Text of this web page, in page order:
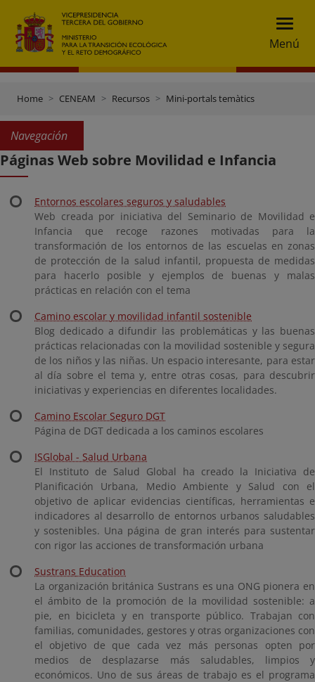
Menú
Home CENEAM Recursos Mini-portals temàtics
Navegación
Páginas Web sobre Movilidad e Infancia
Entornos escolares seguros y saludables
Web creada por iniciativa del Seminario de Movilidad e
Infancia que recoge razones motivadas para la
transformación de los entornos de las escuelas en zonas
de protección de la salud infantil, propuesta de medidas
para hacerlo posible y ejemplos de buenas y malas
prácticas en relación con el tema
Camino escolar y movilidad infantil sostenible
Blog dedicado a difundir las problemáticas y las buenas
prácticas relacionadas con la movilidad sostenible y segura
de los niños y las niñas. Un espacio interesante, para estar
al día sobre el tema y, entre otras cosas, para descubrir
iniciativas y experiencias en diferentes localidades.
Camino Escolar Seguro DGT
Página de DGT dedicada a los caminos escolares
ISGlobal - Salud Urbana
El Instituto de Salud Global ha creado la Iniciativa de
Planificación Urbana, Medio Ambiente y Salud con el
objetivo de aplicar evidencias científicas, herramientas e
indicadores al desarrollo de entornos urbanos saludables
y sostenibles. Una página de gran interés para sustentar
con rigor las acciones de transformación urbana
Sustrans Education
La organización británica Sustrans es una ONG pionera en
el ámbito de la promoción de la movilidad sostenible: a
pie, en bicicleta y en transporte público. Trabajan con
familias, comunidades, gestores y otras organizaciones con
el objetivo de que cada vez más personas opten por
medios de desplazarse más saludables, limpios y
económicos. Uno de sus áreas de trabajo es el programa